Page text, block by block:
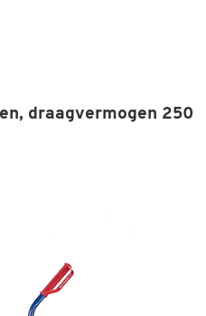
draagvermogen 250